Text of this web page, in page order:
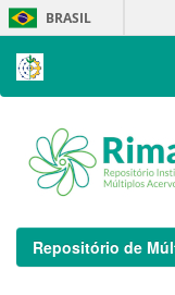
Skip
navigation
BRASIL
Repositório de